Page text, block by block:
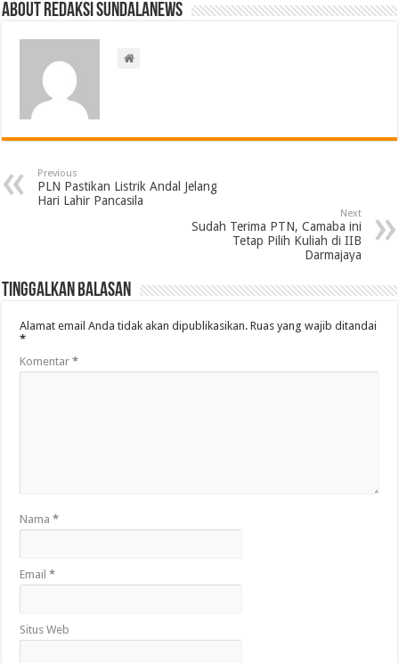
About Redaksi Sundalanews
Previous
PLN Pastikan Listrik Andal Jelang
Hari Lahir Pancasila
Next
Sudah Terima PTN, Camaba ini
Tetap Pilih Kuliah di IIB
Darmajaya
Tinggalkan Balasan
Alamat email Anda tidak akan dipublikasikan. Ruas yang wajib ditandai
*
Komentar*
Nama*
Email*
Situs Web